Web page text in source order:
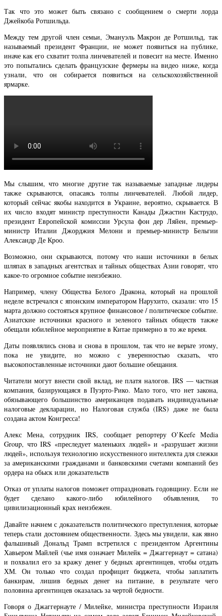
Так что это может быть связано с сообщением о смерти лорда
Джейкоба Ротшильда.
Между тем другой член семьи, Эмануэль Макрон де Ротшильд, так
называемый президент Франции, не может появиться на публике,
иначе как его схватит толпа линчевателей и повесит на месте. Именно
это попытались сделать французские фермеры на видео ниже, когда
узнали, что он собирается появиться на сельскохозяйственной
ярмарке.
Мы слышим, что многие другие так называемые западные лидеры
также скрываются, опасаясь толпы линчевателей. Любой лидер,
который сейчас якобы находится в Украине, вероятно, скрывается. В
их число входят министр преступности Канады Джастин Каструдо,
президент Европейской комиссии Урсула фон дер Ляйен, премьер-
министр Италии Джорджия Мелони и премьер-министр Бельгии
Александр Де Кроо.
Возможно, они скрываются, потому что наши источники в белых
шляпах в западных агентствах и тайных обществах Азии говорят, что
какое-то огромное событие неизбежно.
Например, члену Общества Белого Дракона, который на прошлой
неделе встречался с японским императором Нарухито, сказали: что 15
марта должно состояться крупное финансовое / политическое событие.
Азиатские источники красного и зеленого тайных обществ также
обещали юбилейное мероприятие в Китае примерно в то же время.
Даты появлялись снова и снова в прошлом, так что не верьте этому,
пока не увидите, но можно с уверенностью сказать, что
высокопоставленные источники дают большие обещания.
Читатели могут внести свой вклад, не платя налогов. IRS — частная
компания, базирующаяся в Пуэрто-Рико. Мало того, что нет закона,
обязывающего большинство американцев подавать индивидуальные
налоговые декларации, но Налоговая служба (IRS) даже не была
создана актом Конгресса!
Алекс Мена, сотрудник IRS, сообщает репортеру O’Keefe Media
Group, что IRS «преследует маленьких людей» и «разрушает жизни
людей», используя технологию искусственного интеллекта для слежки
за американскими гражданами и банковскими счетами компаний без
ордера на обыск или доказательств
Отказ от уплаты налогов поможет отпраздновать годовщину. Если не
будет сделано какого-либо юбилейного объявления, то
цивилизационный крах неизбежен.
Давайте начнем с доказательств политического преступления, которые
теперь стали достоянием общественности. Здесь мы увидели, как явно
фальшивый Дональд Трамп встретился с президентом Аргентины
Хавьером Майлей (чье имя означает Милейк = Джаггернаут = сатана)
и похвалил его за кражу денег у бедных аргентинцев, чтобы отдать
ХМ. Он только что создал профицит бюджета, чтобы заплатить
банкирам, лишив бедных денег на питание, в результате чего
половина аргентинцев оказалась за чертой бедности.
Говоря о Джаггернауте / Милейке, министра преступности Израиля